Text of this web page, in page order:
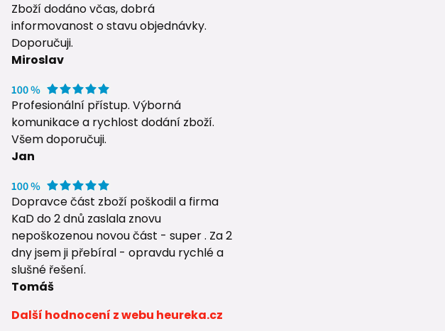
Zboží dodáno včas, dobrá
informovanost o stavu objednávky.
Doporučuji.
Miroslav
Profesionální přístup. Výborná
komunikace a rychlost dodání zboží.
Všem doporučuji.
Jan
Dopravce část zboží poškodil a firma
KaD do 2 dnů zaslala znovu
nepoškozenou novou část - super . Za 2
dny jsem ji přebíral - opravdu rychlé a
slušné řešení.
Tomáš
Další hodnocení z webu heureka.cz